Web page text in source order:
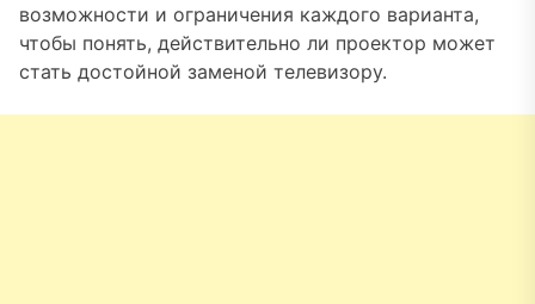
возможности и ограничения каждого варианта,
чтобы понять, действительно ли проектор может
стать достойной заменой телевизору.